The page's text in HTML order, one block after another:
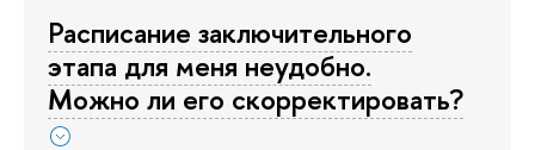
Расписание заключительного
этапа для меня неудобно.
Можно ли его скорректировать?